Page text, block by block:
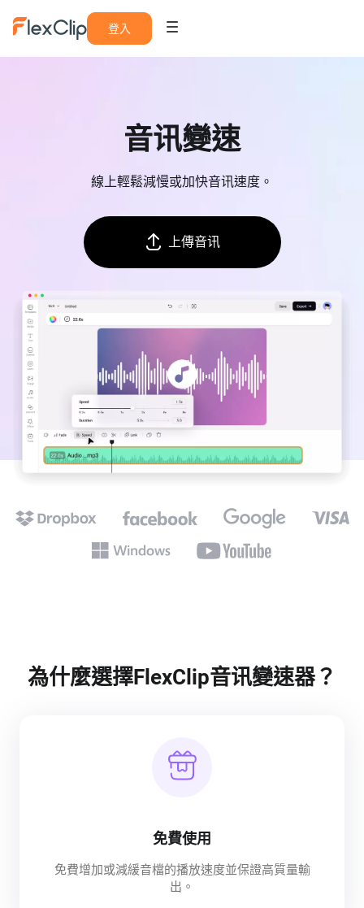
登入
音讯變速
線上輕鬆減慢或加快音讯速度。
上傳音讯
為什麼選擇FlexClip音讯變速器？
免費使用
免費增加或減緩音檔的播放速度並保證高質量輸
出。